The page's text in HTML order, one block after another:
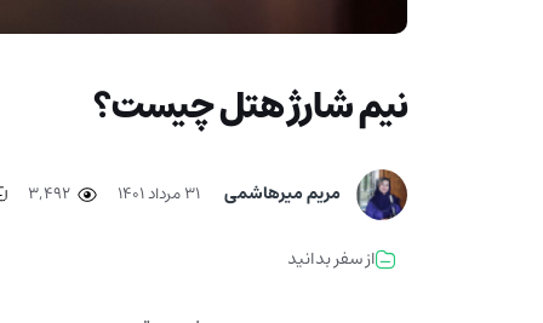
نیم شارژ هتل چیست؟
مریم میرهاشمی ۳۱ مرداد ۱۴۰۱ 3,492
از سفر بدانید